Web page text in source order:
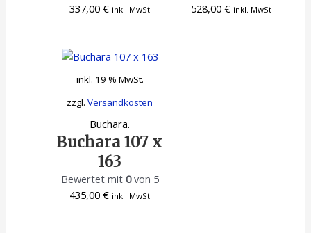
337,00€ inkl. MwSt
528,00€ inkl. MwSt
inkl. 19 % MwSt.
zzgl.Versandkosten
Buchara.
Buchara 107 x
163
Bewertet mit 0von 5
435,00€ inkl. MwSt